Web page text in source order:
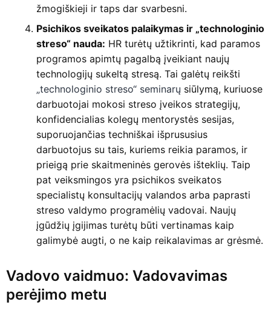
žmogiškieji ir taps dar svarbesni.
Psichikos sveikatos palaikymas ir „technologinio
streso“ nauda: HR turėtų užtikrinti, kad paramos
programos apimtų pagalbą įveikiant naujų
technologijų sukeltą stresą. Tai galėtų reikšti
„technologinio streso“ seminarų siūlymą, kuriuose
darbuotojai mokosi streso įveikos strategijų,
konfidencialias kolegų mentorystės sesijas,
suporuojančias techniškai išprususius
darbuotojus su tais, kuriems reikia paramos, ir
prieigą prie skaitmeninės gerovės išteklių. Taip
pat veiksmingos yra psichikos sveikatos
specialistų konsultacijų valandos arba paprasti
streso valdymo programėlių vadovai. Naujų
įgūdžių įgijimas turėtų būti vertinamas kaip
galimybė augti, o ne kaip reikalavimas ar grėsmė.
Vadovo vaidmuo: Vadovavimas
perėjimo metu